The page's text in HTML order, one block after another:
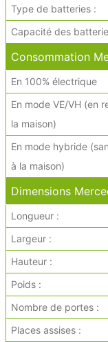
Type de batteries :
Capacité des
Consommation
En 100% électrique
En mode VE/VH (en
la maison)
En mode hybride
à la maison)
Dimensions
Longueur :
Largeur :
Hauteur :
Poids :
Nombre de portes :
Places assises :